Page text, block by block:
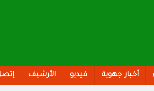
أخبار جهوية فيديو الأرشيف